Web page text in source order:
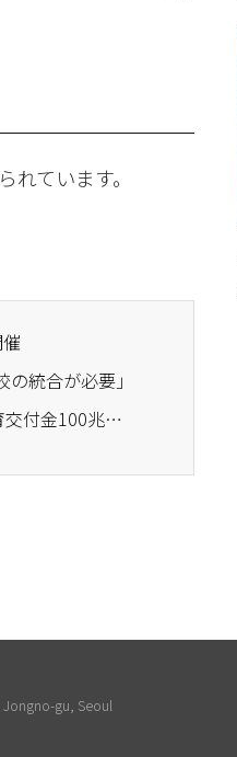
ています。
統合が必要」
· 500兆円の税収の行方：半導体が学校予算を左右する？教育交付金100兆円の裏にある『税収ローラーコースター』
gu, Seoul